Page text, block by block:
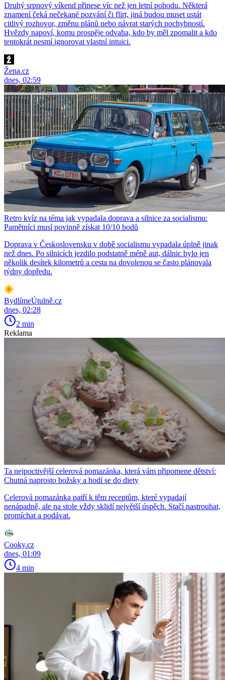
Druhý srpnový víkend přinese víc než jen letní pohodu. Některá
znamení čeká nečekané pozvání či flirt, jiná budou muset ustát
citlivý rozhovor, změnu plánů nebo návrat starých pochybností.
Hvězdy napoví, komu prospěje odvaha, kdo by měl zpomalit a kdo
tentokrát nesmí ignorovat vlastní intuici.
Žena.cz
dnes, 02:59
Retro kvíz na téma jak vypadala doprava a silnice za socialismu:
Pamětníci musí povinně získat 10/10 bodů
Doprava v Československu v době socialismu vypadala úplně jinak
než dnes. Po silnicích jezdilo podstatně méně aut, dálnic bylo jen
několik desítek kilometrů a cesta na dovolenou se často plánovala
týdny dopředu.
BydlímeÚtulně.cz
dnes, 02:28
2 min
Reklama
Ta nejpoctivější celerová pomazánka, která vám připomene dětství:
Chutná naprosto božsky a hodí se do diety
Celerová pomazánka patří k těm receptům, které vypadají
nenápadně, ale na stole vždy sklidí největší úspěch. Stačí nastrouhat,
promíchat a podávat.
Cooky.cz
dnes, 01:09
4 min